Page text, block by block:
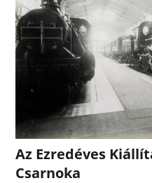
Az Ezredéves
Csarnoka